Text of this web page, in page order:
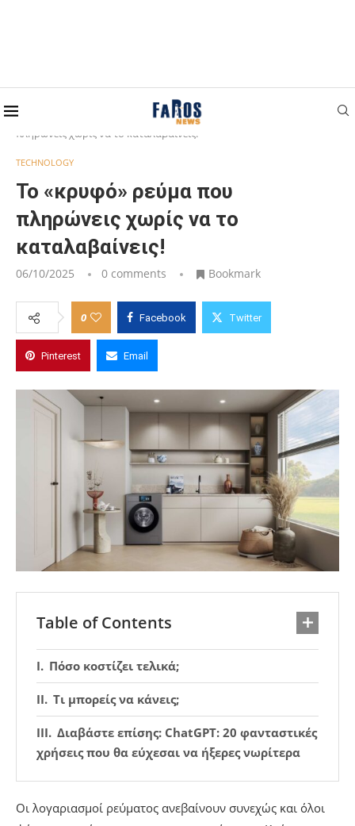
Home
Το «κρυφό» ρεύμα που
πληρώνεις χωρίς να το καταλαβαίνεις!
TECHNOLOGY
Το «κρυφό» ρεύμα που
πληρώνεις χωρίς να το
καταλαβαίνεις!
06/10/2025 0 comments Bookmark
0 Facebook Twitter
Pinterest Email
Table of Contents
Πόσο κοστίζει τελικά;
Τι μπορείς να κάνεις;
Διαβάστε επίσης: ChatGPT: 20 φανταστικές
χρήσεις που θα εύχεσαι να ήξερες νωρίτερα
Οι λογαριασμοί ρεύματος ανεβαίνουν συνεχώς και όλοι